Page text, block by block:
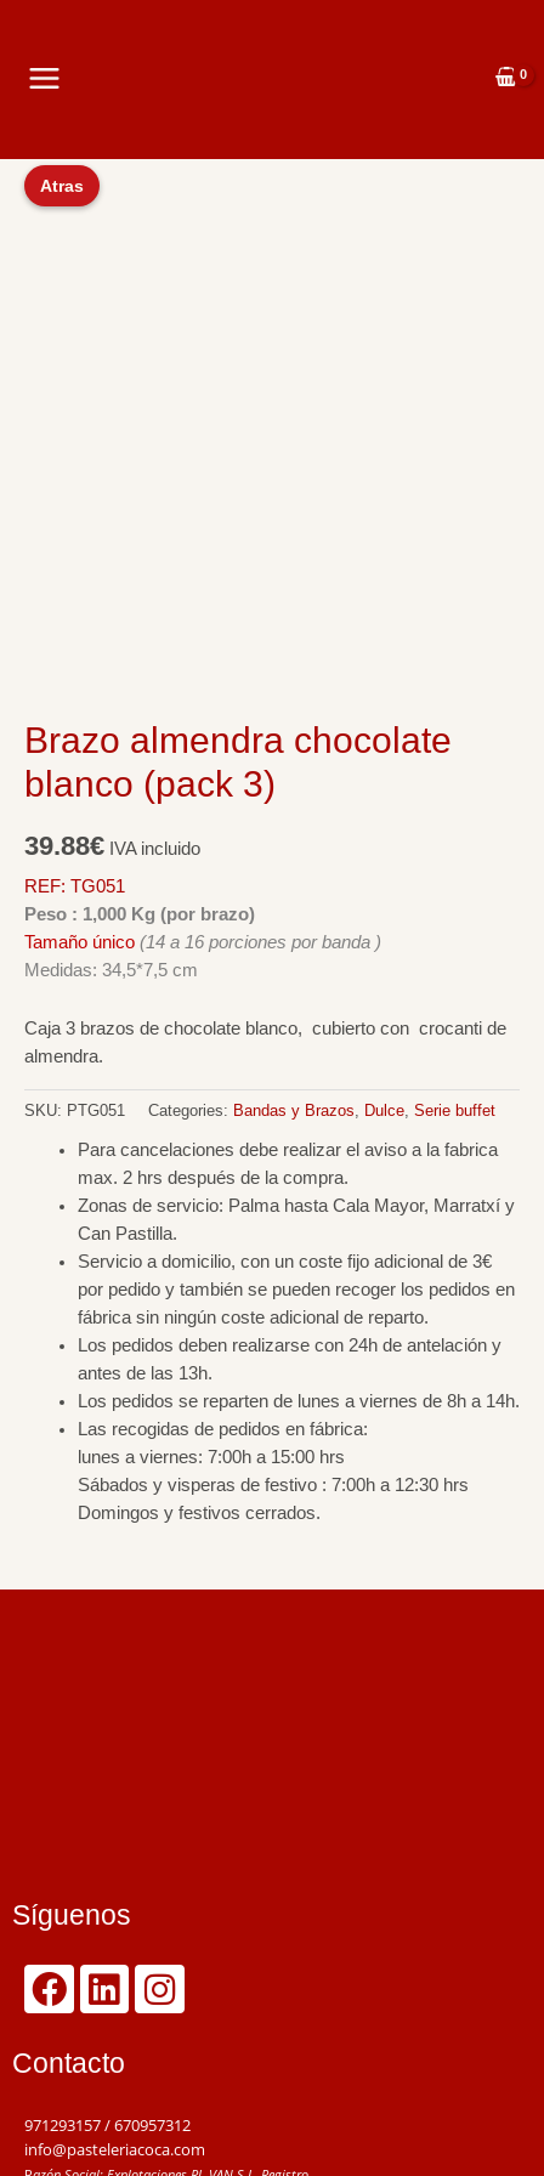
Brazo almendra chocolate
blanco (pack 3)
39.88€ IVA incluido
REF: TG051
Peso : 1,000 Kg (por brazo)
Tamaño único (14 a 16 porciones por banda )
Medidas: 34,5*7,5 cm
Caja 3 brazos de chocolate blanco, cubierto con crocanti de
almendra.
SKU: PTG051 Categories: Bandas y Brazos, Dulce, Serie buffet
Para cancelaciones debe realizar el aviso a la fabrica
max. 2 hrs después de la compra.
Zonas de servicio: Palma hasta Cala Mayor, Marratxí y
Can Pastilla.
Servicio a domicilio, con un coste fijo adicional de 3€
por pedido y también se pueden recoger los pedidos en
fábrica sin ningún coste adicional de reparto.
Los pedidos deben realizarse con 24h de antelación y
antes de las 13h.
Los pedidos se reparten de lunes a viernes de 8h a 14h.
Las recogidas de pedidos en fábrica:
lunes a viernes: 7:00h a 15:00 hrs
Sábados y visperas de festivo : 7:00h a 12:30 hrs
Domingos y festivos cerrados.
Atras
Síguenos
Contacto
971293157 / 670957312
info@pasteleriacoca.com